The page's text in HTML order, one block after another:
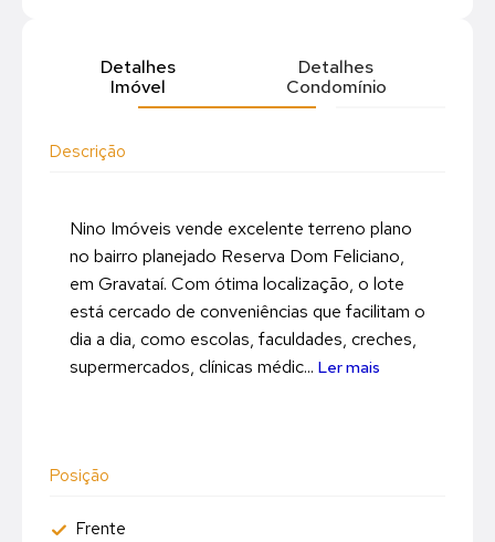
Detalhes
Imóvel
Detalhes
Condomínio
Descrição
Nino Imóveis vende excelente terreno plano
no bairro planejado Reserva Dom Feliciano,
em Gravataí. Com ótima localização, o lote
está cercado de conveniências que facilitam o
dia a dia, como escolas, faculdades, creches,
supermercados, clínicas médic... Ler mais
Posição
Frente